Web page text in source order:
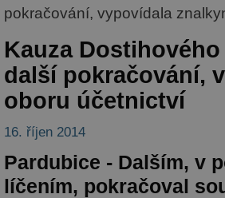
pokračování, vypovídala
Kauza
další pokračování,
oboru účetnictví
16. říjen 2014
Pardubice - Dalším, v
líčením, pokračoval